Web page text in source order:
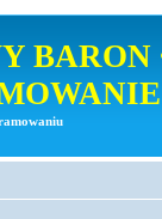
BARON